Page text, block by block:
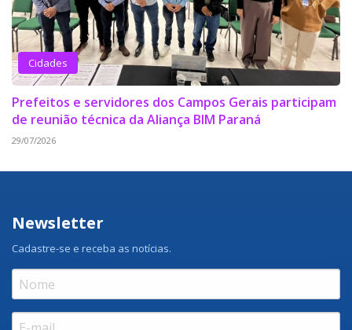
Cidades
Prefeitos e servidores dos Campos Gerais participam
de reunião técnica da Aliança BIM Paraná
29/07/2026
Newsletter
Cadastre-se e receba as notícias.